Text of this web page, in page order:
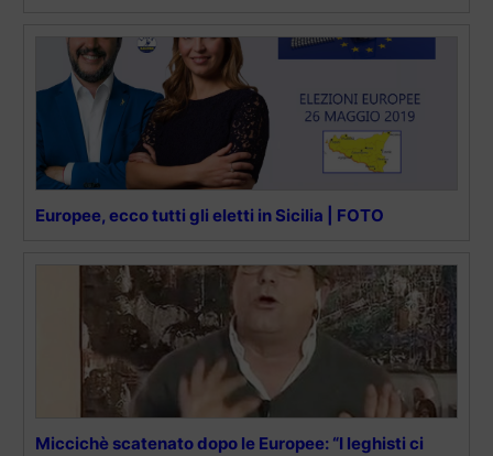
Europee, ecco tutti gli eletti in Sicilia | FOTO
Miccichè scatenato dopo le Europee: “I leghisti ci